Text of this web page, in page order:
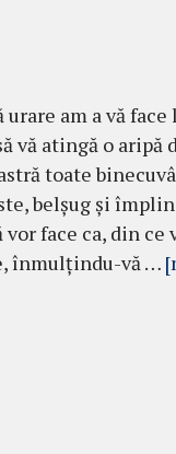
am a vă face
vă atingă o aripă
toate
belșug și
face ca, din ce
înmulțindu-vă …